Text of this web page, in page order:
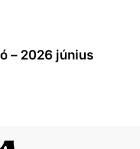
– 2026 június